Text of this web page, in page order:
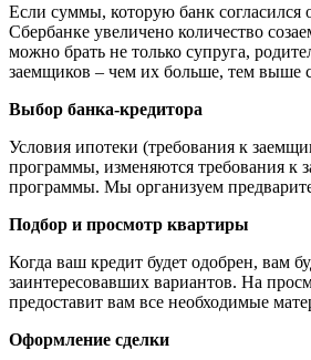
Если суммы, которую банк согласился
Сбербанке увеличено количество
можно брать не только супруга,
заемщиков – чем их больше, тем выше
Выбор банка-кредитора
Условия ипотеки (требования к
программы, изменяются требования к
программы. Мы организуем
Подбор и просмотр квартиры
Когда ваш кредит будет одобрен, вам
заинтересовавших вариантов. На
предоставит вам все необходимые
Оформление сделки